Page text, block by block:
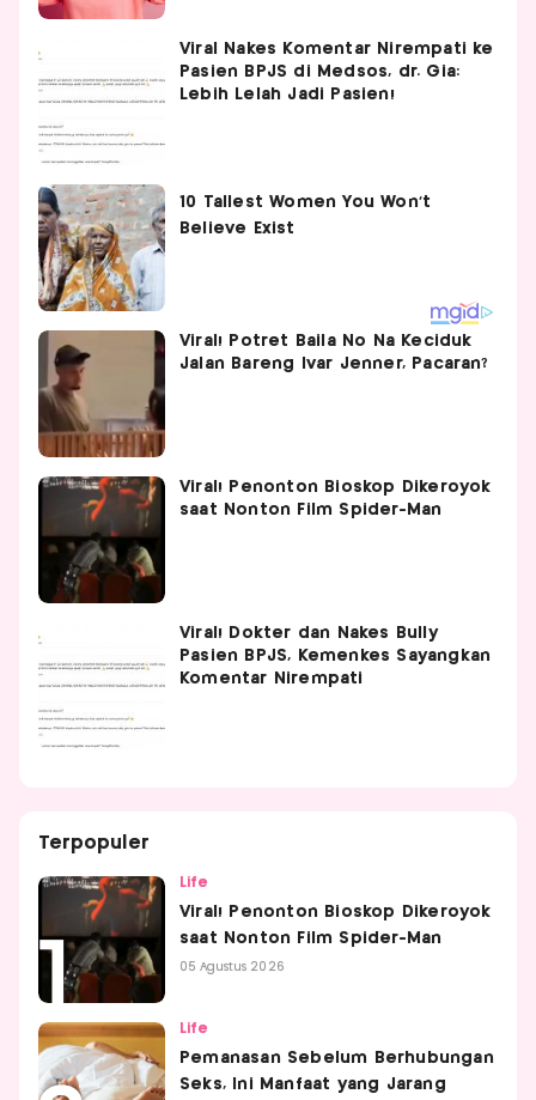
Viral Nakes Komentar Nirempati ke
Pasien BPJS di Medsos, dr. Gia:
Lebih Lelah Jadi Pasien!
Viral! Potret Baila No Na Keciduk
Jalan Bareng Ivar Jenner, Pacaran?
Viral! Penonton Bioskop Dikeroyok
saat Nonton Film Spider-Man
Viral! Dokter dan Nakes Bully
Pasien BPJS, Kemenkes Sayangkan
Komentar Nirempati
Terpopuler
Life
Viral! Penonton Bioskop Dikeroyok
saat Nonton Film Spider-Man
05 Agustus 2026
Life
Pemanasan Sebelum Berhubungan
Seks, Ini Manfaat yang Jarang